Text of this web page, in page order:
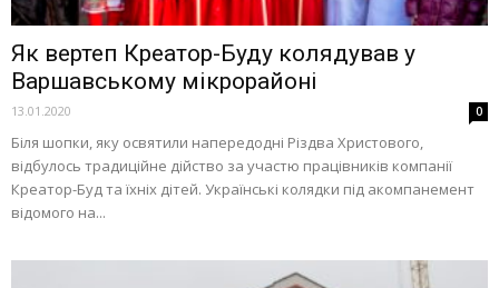
Як вертеп Креатор-Буду колядував у
Варшавському мікрорайоні
13.01.2020 0
Біля шопки, яку освятили напередодні Різдва Христового,
відбулось традиційне дійство за участю працівників компанії
Креатор-Буд та їхніх дітей. Українські колядки під акомпанемент
відомого на...